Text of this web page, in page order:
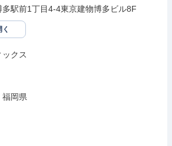
駅前1丁目4-4東京建物博多ビル8F
クス
岡県